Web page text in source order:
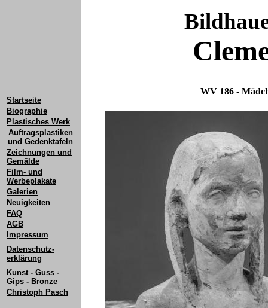
Startseite
Biographie
Plastisches Werk
Auftragsplastiken
und Gedenktafeln
Zeichnungen und
Gemälde
Film- und
Werbeplakate
Galerien
Neuigkeiten
FAQ
AGB
Impressum
Datenschutz-
erklärung
Kunst - Guss -
Gips - Bronze
Christoph Pasch
WV 186 -